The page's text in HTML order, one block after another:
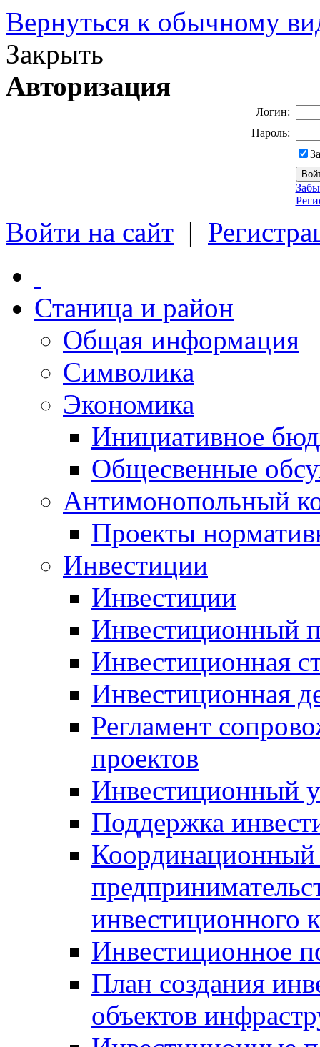
Вернуться к обычному
Закрыть
Авторизация
Логин:
Пароль:
Войти на сайт |
Станица и район
Общая информация
Символика
Экономика
Инициативное
Общесвенные
Антимонопольный
Проекты
Инвестиции
Инвестиции
Инвестиционный
Инвестиционная
Инвестиционная
Регламент
проектов
Инвестиционный
Поддержка
Координационный
инвестиционного
Инвестиционное
План создания
объектов